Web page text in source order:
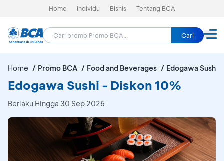
Home Individu Bisnis Tentang BCA
Cari
Home Promo BCA Food and Beverages Edogawa Sushi
Edogawa Sushi - Diskon 10%
Berlaku Hingga 30 Sep 2026